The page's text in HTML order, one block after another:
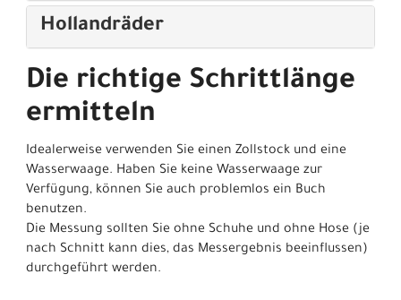
Hollandräder
Die richtige Schrittlänge
ermitteln
Idealerweise verwenden Sie einen Zollstock und eine
Wasserwaage. Haben Sie keine Wasserwaage zur
Verfügung, können Sie auch problemlos ein Buch
benutzen.
Die Messung sollten Sie ohne Schuhe und ohne Hose (je
nach Schnitt kann dies, das Messergebnis beeinflussen)
durchgeführt werden.